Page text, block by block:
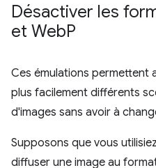
Désactiver les
et WebP
Ces émulations permettent
plus facilement différents
d'images sans avoir à
Supposons que vous
diffuser une image au